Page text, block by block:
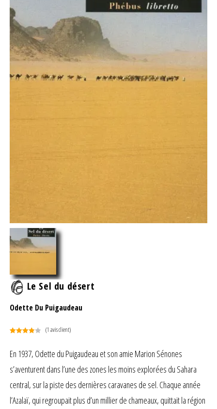
Le Sel du désert
Odette Du Puigaudeau
basé
sur
client
(1 avis client)
En 1937, Odette du Puigaudeau et son amie Marion Sénones
s’aventurent dans l’une des zones les moins explorées du Sahara
central, sur la piste des dernières caravanes de sel. Chaque année
l’Azalaï, qui regroupait plus d’un millier de chameaux, quittait la région